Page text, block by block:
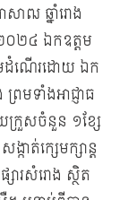
សាឍ ឆ្នាំរោង
០២៤ ឯកឧត្ដម
មដំណើរដោយ ឯក
រមទាំងអាជ្ញាធ
យក្រួសចំនួន ១ខ្សែ
ាត់ក្សេមក្សាន្ត
ារសំរោង ស្ថិត